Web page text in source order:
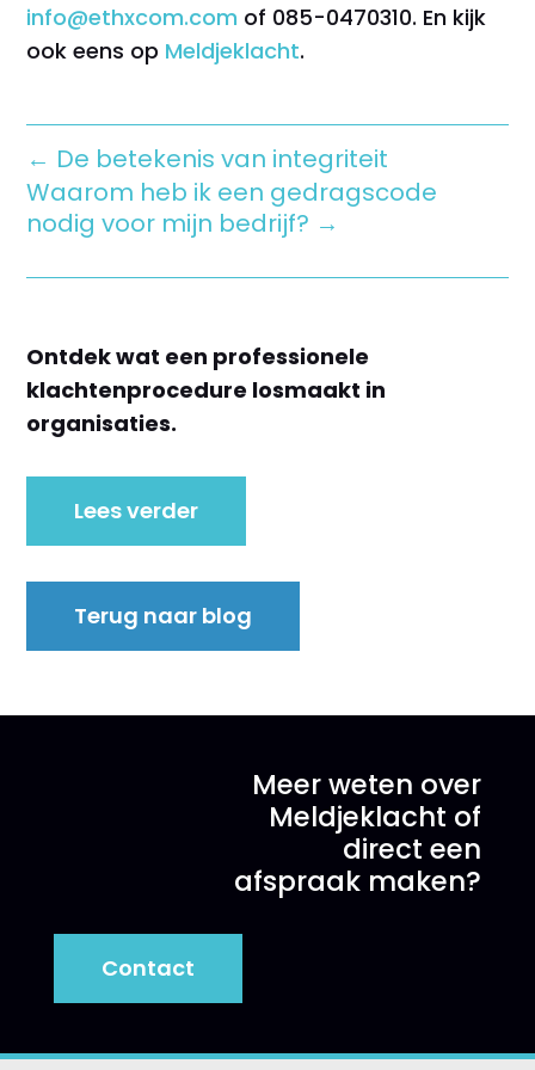
info@ethxcom.com of 085-0470310. En kijk
ook eens op Meldjeklacht.
← De betekenis van integriteit
Waarom heb ik een gedragscode
nodig voor mijn bedrijf? →
Ontdek wat een professionele
klachtenprocedure losmaakt in
organisaties.
Lees verder
Terug naar blog
Meer weten over
Meldjeklacht of
direct een
afspraak maken?
Contact